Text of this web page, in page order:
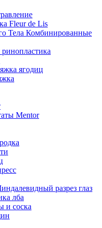
Fleur de Lis
Тела Комбинированные
ягодиц
Mentor
разрез глаз
лба
и соска